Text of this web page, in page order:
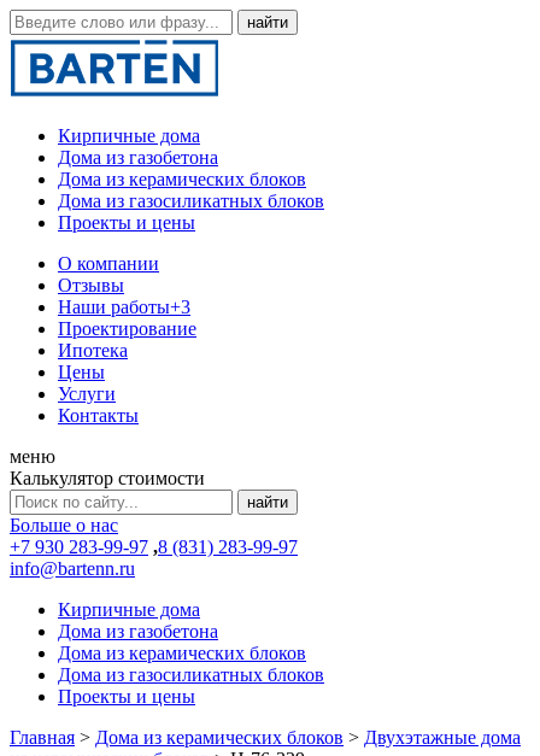
Кирпичные дома
Дома из газобетона
Дома из керамических блоков
Дома из газосиликатных блоков
Проекты и цены
О компании
Отзывы
Наши работы+3
Проектирование
Ипотека
Цены
Услуги
Контакты
меню
Калькулятор стоимости
Больше о нас
+7 930 283-99-97 ,8 (831) 283-99-97
info@bartenn.ru
Кирпичные дома
Дома из газобетона
Дома из керамических блоков
Дома из газосиликатных блоков
Проекты и цены
Главная > Дома из керамических блоков > Двухэтажные дома